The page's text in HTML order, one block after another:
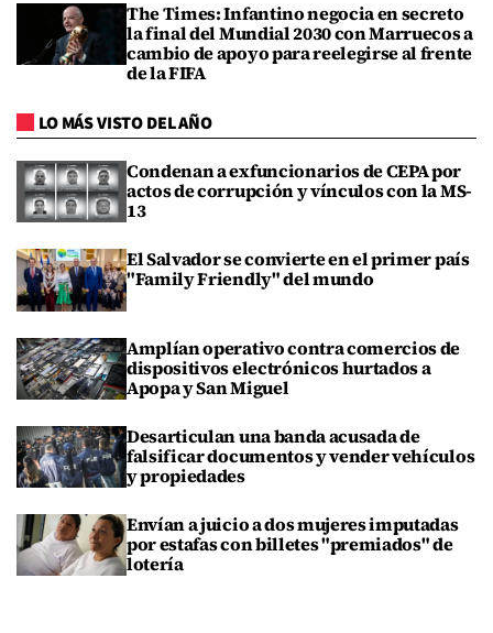
The Times: Infantino negocia en secreto
la final del Mundial 2030 con Marruecos a
cambio de apoyo para reelegirse al frente
de la FIFA
LO MÁS VISTO DEL AÑO
Condenan a exfuncionarios de CEPA por
actos de corrupción y vínculos con la MS-
13
El Salvador se convierte en el primer país
"Family Friendly" del mundo
Amplían operativo contra comercios de
dispositivos electrónicos hurtados a
Apopa y San Miguel
Desarticulan una banda acusada de
falsificar documentos y vender vehículos
y propiedades
Envían a juicio a dos mujeres imputadas
por estafas con billetes "premiados" de
lotería